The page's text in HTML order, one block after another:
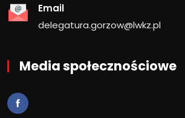
Email
delegatura.gorzow@lwkz.pl
Media społecznościowe